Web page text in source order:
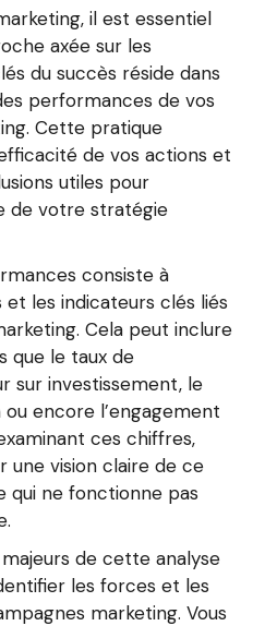
il est essentiel
axée sur les
du succès réside dans
performances de vos
Cette pratique
de vos actions et
utiles pour
de votre stratégie
consiste à
les indicateurs clés liés
Cela peut inclure
que le taux de
sur investissement, le
encore l’engagement
ces chiffres,
une vision claire de ce
qui ne fonctionne pas
majeurs de cette analyse
les forces et les
marketing. Vous